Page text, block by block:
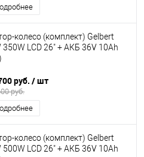
колесо (комплект) Gelbert
350W LCD 26" + АКБ 36V 10Ah
руб. / шт
руб.
колесо (комплект) Gelbert
500W LCD 26" + АКБ 36V 10Ah